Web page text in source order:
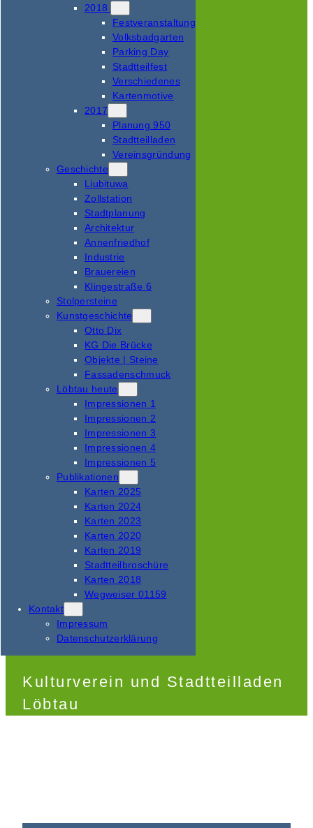
2018
Festveranstaltung
Volksbadgarten
Parking Day
Stadtteilfest
Verschiedenes
Kartenmotive
2017
Planung 950
Stadtteilladen
Vereinsgründung
Geschichte
Liubituwa
Zollstation
Stadtplanung
Architektur
Annenfriedhof
Industrie
Brauereien
Klingestraße 6
Stolpersteine
Kunstgeschichte
Otto Dix
KG Die Brücke
Objekte | Steine
Fassadenschmuck
Löbtau heute
Impressionen 1
Impressionen 2
Impressionen 3
Impressionen 4
Impressionen 5
Publikationen
Karten 2025
Karten 2024
Karten 2023
Karten 2020
Karten 2019
Stadtteilbroschüre
Karten 2018
Wegweiser 01159
Kontakt
Impressum
Datenschutzerklärung
Kulturverein und Stadtteilladen
Löbtau